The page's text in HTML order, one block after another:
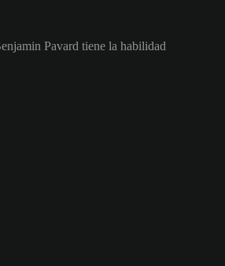
Pavard tiene la habilidad